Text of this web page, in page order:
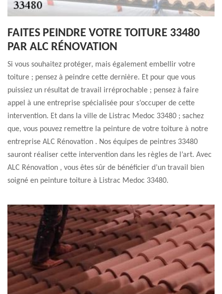
FAITES PEINDRE VOTRE TOITURE 33480
PAR ALC RÉNOVATION
Si vous souhaitez protéger, mais également embellir votre
toiture ; pensez à peindre cette dernière. Et pour que vous
puissiez un résultat de travail irréprochable ; pensez à faire
appel à une entreprise spécialisée pour s’occuper de cette
intervention. Et dans la ville de Listrac Medoc 33480 ; sachez
que, vous pouvez remettre la peinture de votre toiture à notre
entreprise ALC Rénovation . Nos équipes de peintres 33480
sauront réaliser cette intervention dans les règles de l’art. Avec
ALC Rénovation , vous êtes sûr de bénéficier d’un travail bien
soigné en peinture toiture à Listrac Medoc 33480.